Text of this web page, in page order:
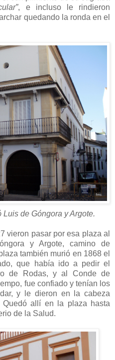
, e incluso le rindieron
quedando la ronda en el
de Góngora y Argote.
vieron pasar por esa plaza al
y Argote, camino de
también murió en 1868 el
que había ido a pedir el
de Rodas, y al Conde de
fue confiado y tenían los
y le dieron en la cabeza
Quedó allí en la plaza hasta
de la Salud.